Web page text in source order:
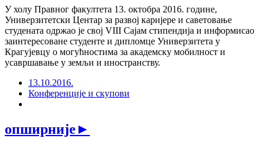
У холу Правног факултета 13. октобра 2016. године,
Универзитетски Центар за развој каријере и саветовање
студената одржао је свој VIII Сајам стипендија и информисао
заинтересоване студенте и дипломце Универзитета у
Крагујевцу о могућностима за академску мобилност и
усавршавање у земљи и иностранству.
13.10.2016.
Конференције и скупови
опширније►